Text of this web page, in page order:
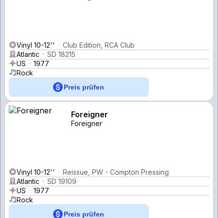
Vinyl 10-12''
Club Edition, RCA Club
Atlantic
SD 18215
US
1977
Rock
Preis prüfen
Foreigner
Foreigner
Vinyl 10-12''
Reissue, PW - Compton Pressing
Atlantic
SD 19109
US
1977
Rock
Preis prüfen